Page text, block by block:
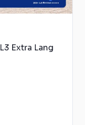
Extra Lang